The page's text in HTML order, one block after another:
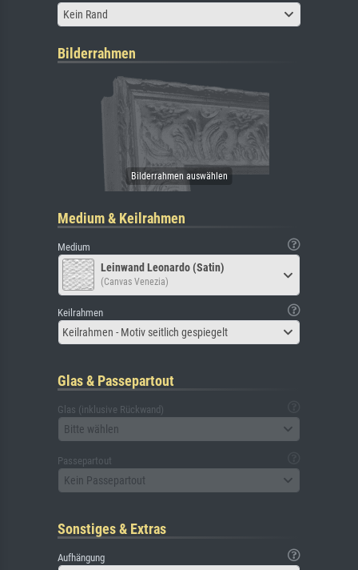
Kein Rand
Bilderrahmen
Medium & Keilrahmen
Medium
Leinwand Leonardo (Satin)
(Canvas Venezia)
Keilrahmen
Keilrahmen - Motiv seitlich gespiegelt
Glas & Passepartout
Glas (inklusive Rückwand)
Bitte wählen
Passepartout
Kein Passepartout
Sonstiges & Extras
Aufhängung